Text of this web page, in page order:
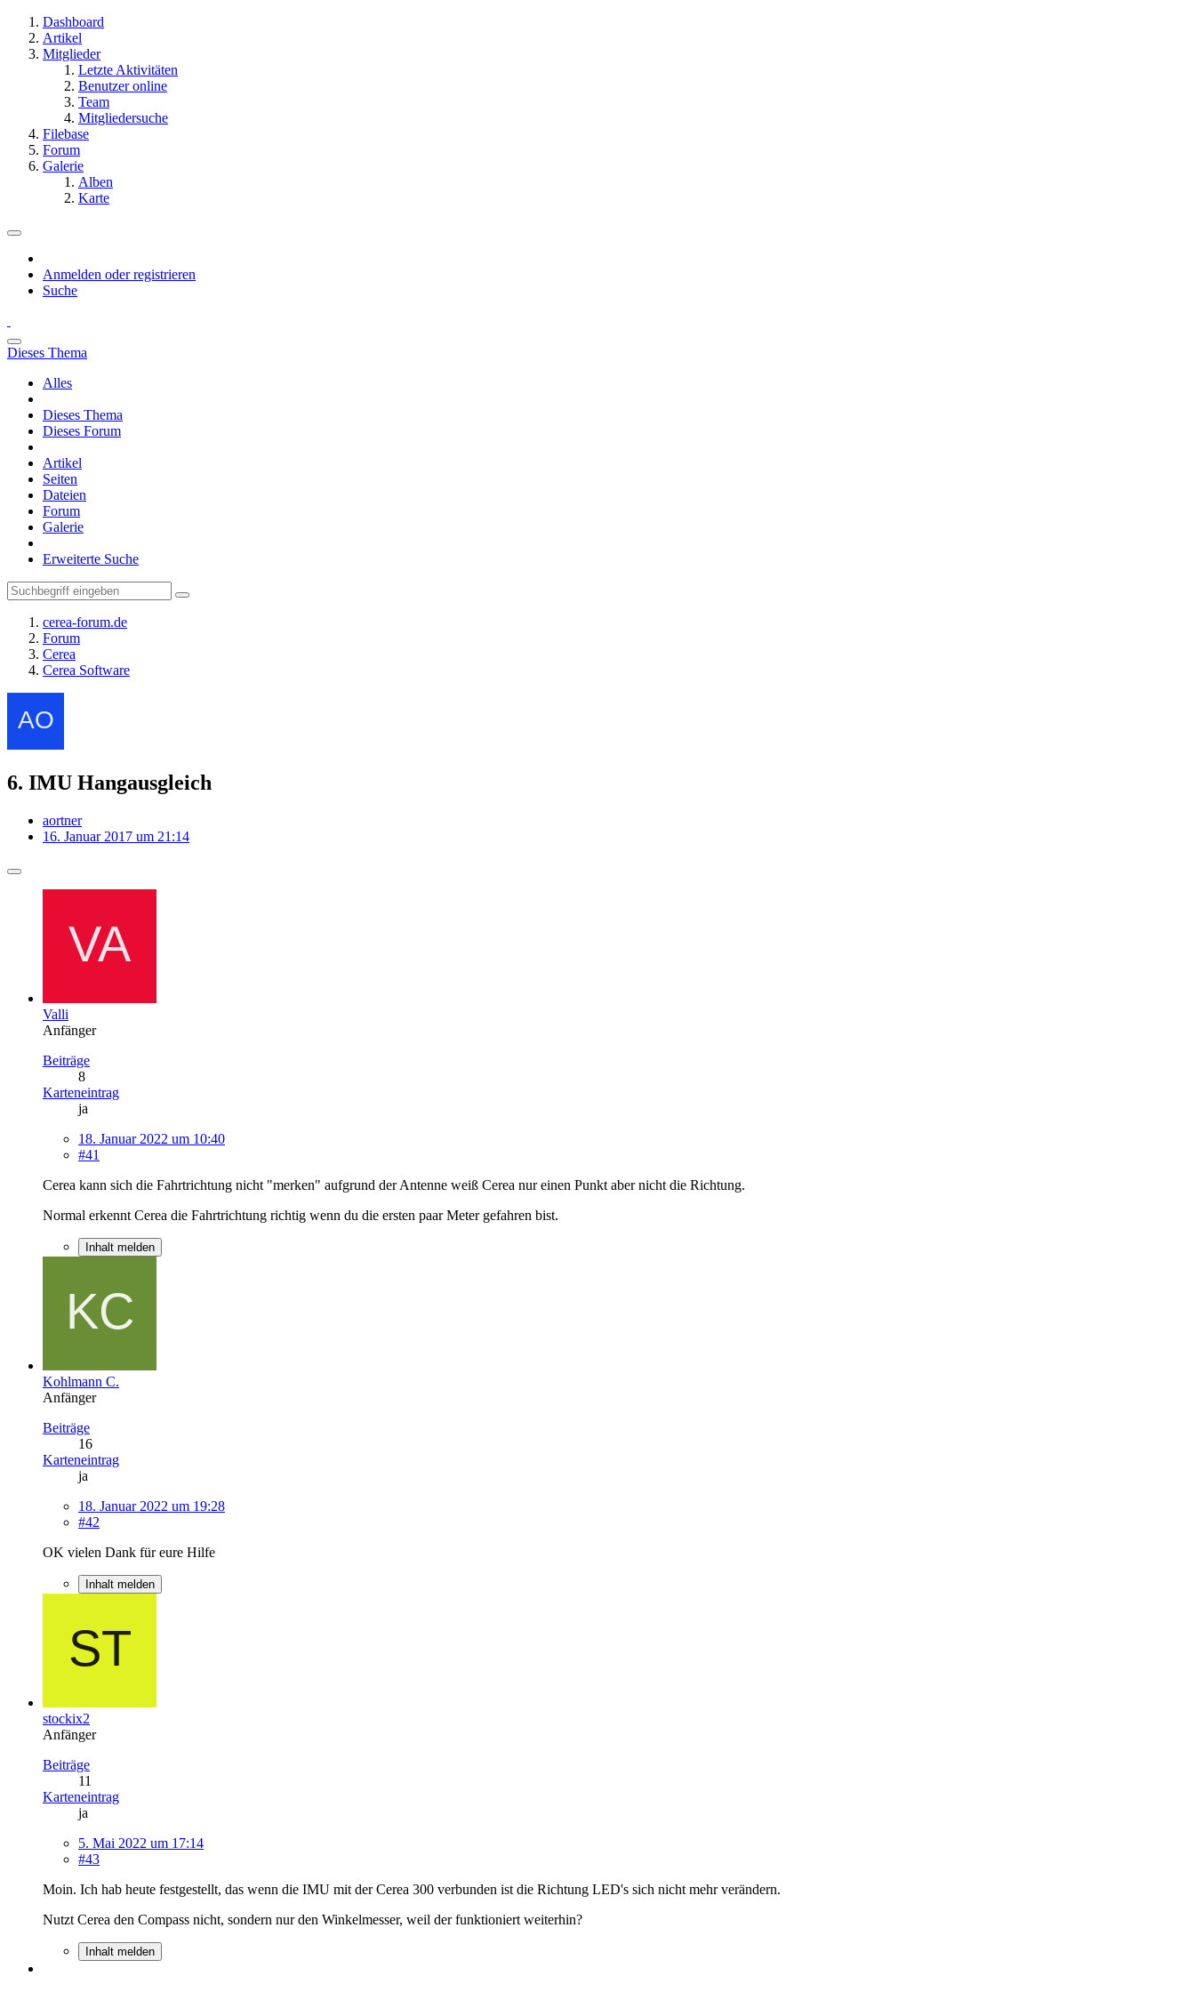
Dashboard
Artikel
Mitglieder
Letzte Aktivitäten
Benutzer online
Team
Mitgliedersuche
Filebase
Forum
Galerie
Alben
Karte
Anmelden oder registrieren
Suche
Dieses Thema
Alles
Dieses Thema
Dieses Forum
Artikel
Seiten
Dateien
Forum
Galerie
Erweiterte Suche
cerea-forum.de
Forum
Cerea
Cerea Software
6. IMU Hangausgleich
aortner
16. Januar 2017 um 21:14
Valli
Anfänger
Beiträge
8
Karteneintrag
ja
18. Januar 2022 um 10:40
#41
Cerea kann sich die Fahrtrichtung nicht "merken" aufgrund der Antenne weiß Cerea nur einen Punkt aber nicht die Richtung.
Normal erkennt Cerea die Fahrtrichtung richtig wenn du die ersten paar Meter gefahren bist.
Inhalt melden
Kohlmann C.
Anfänger
Beiträge
16
Karteneintrag
ja
18. Januar 2022 um 19:28
#42
OK vielen Dank für eure Hilfe
Inhalt melden
stockix2
Anfänger
Beiträge
11
Karteneintrag
ja
5. Mai 2022 um 17:14
#43
Moin. Ich hab heute festgestellt, das wenn die IMU mit der Cerea 300 verbunden ist die Richtung LED's sich nicht mehr verändern.
Nutzt Cerea den Compass nicht, sondern nur den Winkelmesser, weil der funktioniert weiterhin?
Inhalt melden